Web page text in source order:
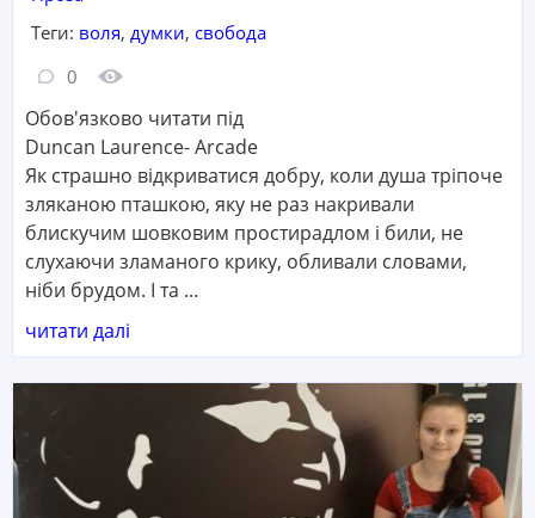
Теги: воля, думки, свобода
Кількість коментарів:
0 Кількість переглядів:
Обов'язково читати під
Duncan Laurence- Arcade
Як страшно відкриватися добру, коли душа тріпоче
зляканою пташкою, яку не раз накривали
блискучим шовковим простирадлом і били, не
слухаючи зламаного крику, обливали словами,
ніби брудом. І та ...
читати далі